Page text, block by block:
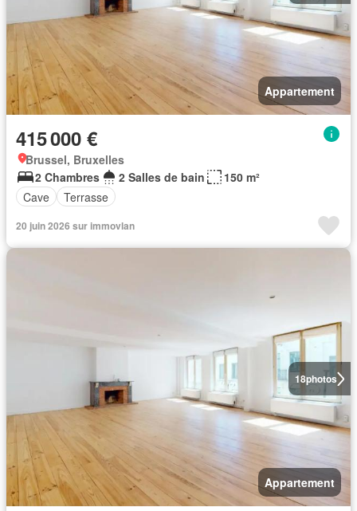
Appartement
415 000 €
Brussel, Bruxelles
2 Chambres
2 Salles de bain
150 m²
Cave
Terrasse
20 juin 2026 sur immovlan
18photos
Appartement